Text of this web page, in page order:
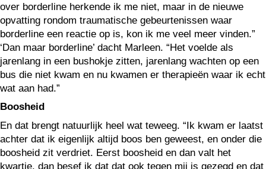
over borderline herkende ik me niet, maar in de nieuwe
opvatting rondom traumatische gebeurtenissen waar
borderline een reactie op is, kon ik me veel meer vinden.”
‘Dan maar borderline’ dacht Marleen. “Het voelde als
jarenlang in een bushokje zitten, jarenlang wachten op een
bus die niet kwam en nu kwamen er therapieën waar ik echt
wat aan had.”
Boosheid
En dat brengt natuurlijk heel wat teweeg. “Ik kwam er laatst
achter dat ik eigenlijk altijd boos ben geweest, en onder die
boosheid zit verdriet. Eerst boosheid en dan valt het
kwartje, dan besef ik dat dat ook tegen mij is gezegd en dat